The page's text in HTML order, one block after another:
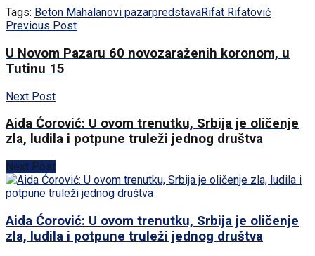
Tags: Beton Mahalanovi pazarpredstavaRifat Rifatović
Previous Post
U Novom Pazaru 60 novozaraženih koronom, u
Tutinu 15
Next Post
Aida Ćorović: U ovom trenutku, Srbija je oličenje
zla, ludila i potpune truleži jednog društva
Next Post
Aida Ćorović: U ovom trenutku, Srbija je oličenje
zla, ludila i potpune truleži jednog društva